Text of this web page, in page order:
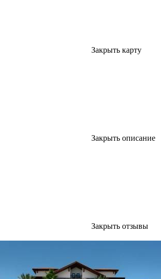
Закрыть карту
Закрыть описание
Закрыть отзывы